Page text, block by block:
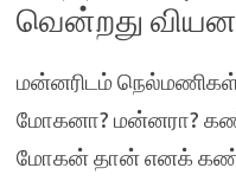
வென்றது
மன்னரிடம்
மோகனா? மன்னரா?
மோகன் தான் எனக்